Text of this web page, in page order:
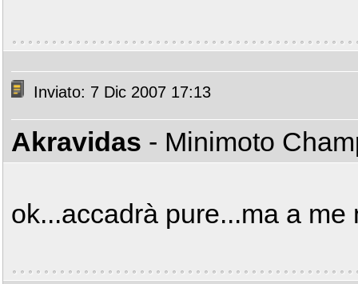
Inviato: 7 Dic 2007 17:13
Akravidas - Minimoto
ok...accadrà pure...ma a me